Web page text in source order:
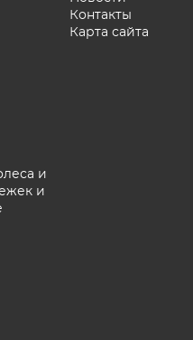
При
ролики
и
и
Контакты
Карта сайта